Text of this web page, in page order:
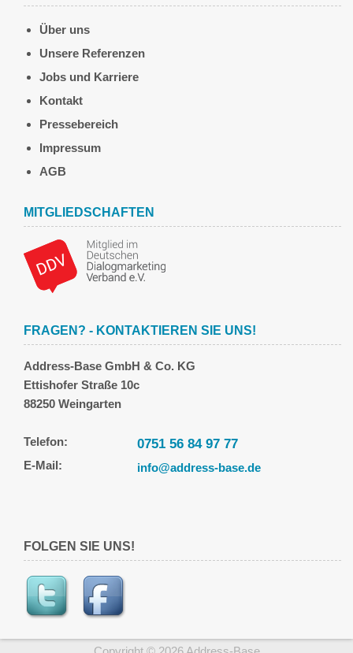
Über uns
Unsere Referenzen
Jobs und Karriere
Kontakt
Pressebereich
Impressum
AGB
MITGLIEDSCHAFTEN
FRAGEN? - KONTAKTIEREN SIE UNS!
Address-Base GmbH & Co. KG
Ettishofer Straße 10c
88250 Weingarten
Telefon: 0751 56 84 97 77
E-Mail: info@address-base.de
FOLGEN SIE UNS!